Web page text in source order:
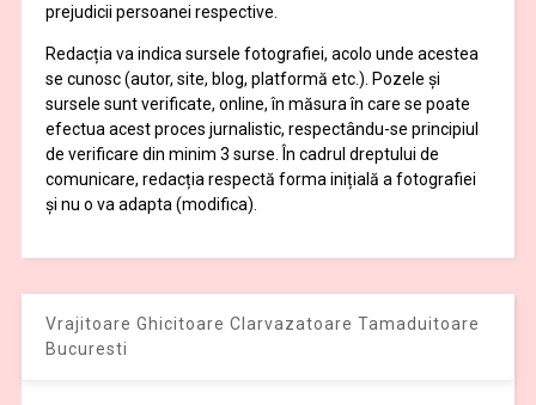
prejudicii persoanei respective.
Redacția va indica sursele fotografiei, acolo unde acestea
se cunosc (autor, site, blog, platformă etc.). Pozele și
sursele sunt verificate, online, în măsura în care se poate
efectua acest proces jurnalistic, respectându-se principiul
de verificare din minim 3 surse. În cadrul dreptului de
comunicare, redacția respectă forma inițială a fotografiei
și nu o va adapta (modifica).
Vrajitoare Ghicitoare Clarvazatoare Tamaduitoare
Bucuresti